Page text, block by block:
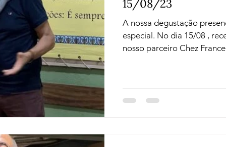
15/08/23
A nossa degustação
especial. No dia 15/08 , recebemos - no Taormina - o
nosso parceiro Chez